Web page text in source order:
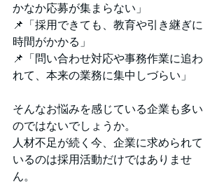
かなか応募が集まらない」
📌「採用できても、教育や引き継ぎに
時間がかかる」
📌「問い合わせ対応や事務作業に追わ
れて、本来の業務に集中しづらい」
そんなお悩みを感じている企業も多い
のではないでしょうか。
人材不足が続く今、企業に求められて
いるのは採用活動だけではありませ
ん。